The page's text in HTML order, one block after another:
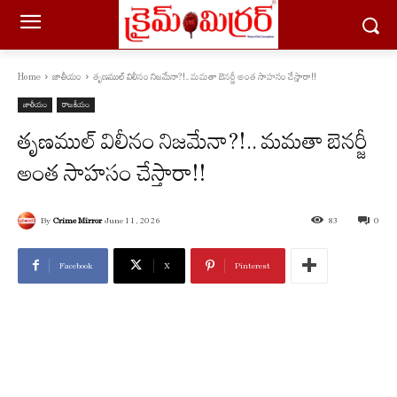
Home జాతీయం తృణముల్ విలీనం నిజమేనా?!.. మమతా బెనర్జీ అంత సాహసం చేస్తారా!!
జాతీయం రాజకీయం
తృణముల్ విలీనం నిజమేనా?!.. మమతా బెనర్జీ
అంత సాహసం చేస్తారా!!
By Crime Mirror June 11, 2026 0
83
Facebook X Pinterest